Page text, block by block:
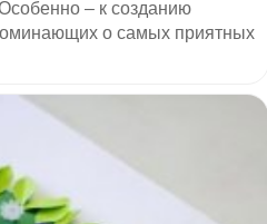
– к созданию
о самых приятных